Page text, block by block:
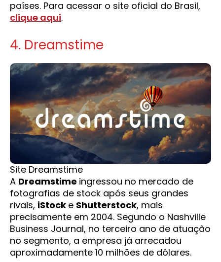
países. Para acessar o site oficial do Brasil,
clique aqui.
4. Dreamstime
Site Dreamstime
A Dreamstime ingressou no mercado de
fotografias de stock após seus grandes
rivais, iStock e Shutterstock, mais
precisamente em 2004. Segundo o Nashville
Business Journal, no terceiro ano de atuação
no segmento, a empresa já arrecadou
aproximadamente 10 milhões de dólares.